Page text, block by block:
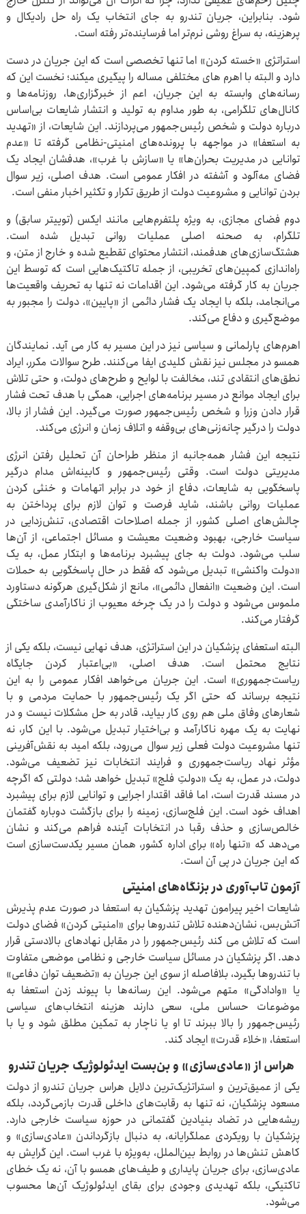
شود. بنابراین، جریان تندرو به جای انتخاب یک راه حل رادیکال و
پرهزینه، به سراغ روشی نرم‌تر اما فرساینده‌تر رفته است.
استراتژی «خسته کردن» اما تنها تخصصی است که این جریان در دست
دارد و البته با اهرم های مختلفی مساله را پیگیری میکند؛ نخست این که
رسانه‌های وابسته به این جریان، اعم از خبرگزاری‌ها، روزنامه‌ها و
کانال‌های تلگرامی، به طور مداوم به تولید و انتشار شایعات بی‌اساس
درباره دولت و شخص رئیس‌جمهور می‌پردازند. این شایعات، از «تهدید
به استعفا» در مواجهه با پرونده‌های امنیتی-نظامی گرفته تا «عدم
توانایی در مدیریت بحران‌ها» یا «سازش با غرب»، هدفشان ایجاد یک
فضای مه‌آلود و آشفته در افکار عمومی است. هدف اصلی، زیر سوال
بردن توانایی و مشروعیت دولت از طریق تکرار و تکثیر اخبار منفی است.
دوم فضای مجازی، به ویژه پلتفرم‌هایی مانند ایکس (توییتر سابق) و
تلگرام، به صحنه اصلی عملیات روانی تبدیل شده است.
هشتگ‌سازی‌های هدفمند، انتشار محتوای تقطیع شده و خارج از متن، و
راه‌اندازی کمپین‌های تخریبی، از جمله تاکتیک‌هایی است که توسط این
جریان به کار گرفته می‌شود. این اقدامات نه تنها به تحریف واقعیت‌ها
می‌انجامد، بلکه با ایجاد یک فشار دائمی از «پایین»، دولت را مجبور به
موضع‌گیری و دفاع می‌کند.
اهرم‌های پارلمانی و سیاسی نیز در این مسیر به کار می آید. نمایندگان
همسو در مجلس نیز نقش کلیدی ایفا می‌کنند. طرح سوالات مکرر، ایراد
نطق‌های انتقادی تند، مخالفت با لوایح و طرح‌های دولت، و حتی تلاش
برای ایجاد موانع در مسیر برنامه‌های اجرایی، همگی با هدف تحت فشار
قرار دادن وزرا و شخص رئیس‌جمهور صورت می‌گیرد. این فشار از بالا،
دولت را درگیر چانه‌زنی‌های بی‌وقفه و اتلاف زمان و انرژی می‌کند.
نتیجه این فشار همه‌جانبه از منظر طراحان آن تحلیل رفتن انرژی
مدیریتی دولت است. وقتی رئیس‌جمهور و کابینه‌اش مدام درگیر
پاسخگویی به شایعات، دفاع از خود در برابر اتهامات و خنثی کردن
عملیات روانی باشند، شاید فرصت و توان لازم برای پرداختن به
چالش‌های اصلی کشور، از جمله اصلاحات اقتصادی، تنش‌زدایی در
سیاست خارجی، بهبود وضعیت معیشت و مسائل اجتماعی، از آن‌ها
سلب می‌شود. دولت به جای پیشبرد برنامه‌ها و ابتکار عمل، به یک
«دولت واکنشی» تبدیل می‌شود که فقط در حال پاسخگویی به حملات
است. این وضعیت «انفعال دائمی»، مانع از شکل‌گیری هرگونه دستاورد
ملموس می‌شود و دولت را در یک چرخه معیوب از ناکارآمدی ساختگی
گرفتار می‌کند.
البته استعفای پزشکیان در این استراتژی، هدف نهایی نیست، بلکه یکی از
نتایج محتمل است. هدف اصلی، «بی‌اعتبار کردن جایگاه
ریاست‌جمهوری» است. این جریان می‌خواهد افکار عمومی را به این
نتیجه برساند که حتی اگر یک رئیس‌جمهور با حمایت مردمی و با
شعارهای وفاق ملی هم روی کار بیاید، قادر به حل مشکلات نیست و در
نهایت به یک مهره ناکارآمد و بی‌اختیار تبدیل می‌شود. با این کار، نه
تنها مشروعیت دولت فعلی زیر سوال می‌رود، بلکه امید به نقش‌آفرینی
مؤثر نهاد ریاست‌جمهوری و فرایند انتخابات نیز تضعیف می‌شود.
دولت، در عمل، به یک «دولتِ فلج» تبدیل خواهد شد؛ دولتی که اگرچه
در مسند قدرت است، اما فاقد اقتدار اجرایی و توانایی لازم برای پیشبرد
اهداف خود است. این فلج‌سازی، زمینه را برای بازگشت دوباره گفتمان
خالص‌سازی و حذف رقبا در انتخابات آینده فراهم می‌کند و نشان
می‌دهد که «تنها راه» برای اداره کشور، همان مسیر یکدست‌سازی است
که این جریان در پی آن است.
آزمون تاب‌آوری در بزنگاه‌های امنیتی
شایعات اخیر پیرامون تهدید پزشکیان به استعفا در صورت عدم پذیرش
آتش‌بس، نشان‌دهنده تلاش تندروها برای «امنیتی کردن» فضای دولت
است که تلاش می کند رئیس‌جمهور را در مقابل نهادهای بالادستی قرار
دهد. اگر پزشکیان در مسائل سیاست خارجی و نظامی موضعی متفاوت
با تندروها بگیرد، بلافاصله از سوی این جریان به «تضعیف توان دفاعی»
یا «وادادگی» متهم می‌شود. این رسانه‌ها با پیوند زدن استعفا به
موضوعات حساس ملی، سعی دارند هزینه‌ انتخاب‌های سیاسی
رئیس‌جمهور را بالا ببرند تا او یا ناچار به تمکین مطلق شود و یا با
استعفا، «خلاء قدرت» ایجاد کند.
هراس از «عادی‌سازی» و بن‌بست ایدئولوژیک جریان تندرو
یکی از عمیق‌ترین و استراتژیک‌ترین دلایل هراس جریان تندرو از دولت
مسعود پزشکیان، نه تنها به رقابت‌های داخلی قدرت بازمی‌گردد، بلکه
ریشه‌هایی در تضاد بنیادین گفتمانی در حوزه سیاست خارجی دارد.
پزشکیان با رویکردی عملگرایانه، به دنبال بازگرداندن «عادی‌سازی» و
کاهش تنش‌ها در روابط بین‌الملل، به‌ویژه با غرب است. این گرایش به
عادی‌سازی، برای جریان پایداری و طیف‌های همسو با آن، نه یک خطای
تاکتیکی، بلکه تهدیدی وجودی برای بقای ایدئولوژیک آن‌ها محسوب
می‌شود.